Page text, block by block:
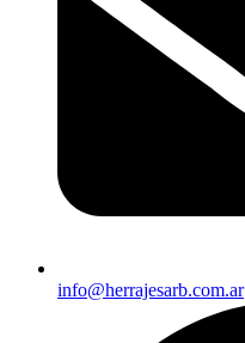
info@herrajesarb.com.ar